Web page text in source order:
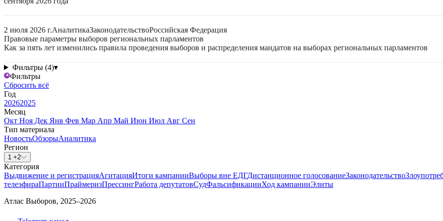
2 июля 2026 г.АналитикаЗаконодательствоРоссийская Федерация
Правовые параметры выборов региональных парламентов
Как за пять лет изменились правила проведения выборов и распределения мандатов на выборах региональных парламентов
Фильтры (4)▾
Фильтры
Сбросить всё
Год
20262025
Месяц
Окт Ноя Дек Янв Фев Мар Апр Май Июн Июл Авг Сен
Тип материала
НовостьОбзорыАналитика
Регион
1 +2
Категория
Выдвижение и регистрацияАгитацияИтоги кампанииВыборы вне ЕДГДистанционное голосованиеЗаконодательство
телеэфираПартииПраймеризПрессингРабота депутатовСудФальсификацииХод кампанииЭлиты
Атлас Выборов, 2025–2026